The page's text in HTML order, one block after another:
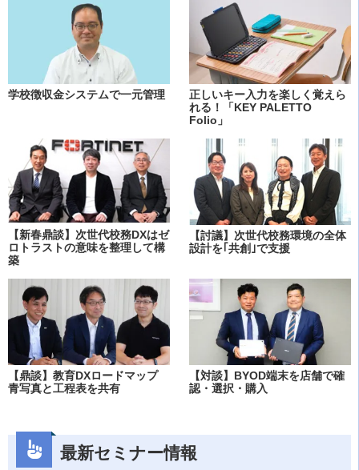
学校徴収金システムで一元管理
正しいキー入力を楽しく覚えら
れる！「KEY PALETTO
Folio」
【新春鼎談】次世代校務DXはゼ
ロトラストの意味を整理して構
築
【討議】次世代校務環境の全体
設計を｢共創｣で支援
【鼎談】教育DXロードマップ
青写真と工程表を共有
【対談】BYOD端末を店舗で確
認・選択・購入
最新セミナー情報